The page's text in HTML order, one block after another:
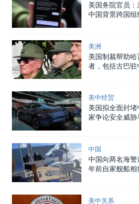
美国务院官员
中国背景跨国
美洲
美国制裁帮助
者，包括古巴驻
美中经贸
美国拟全面封
家争论安全威胁
中国
中国向两名海
年前自家舰船
美中关系